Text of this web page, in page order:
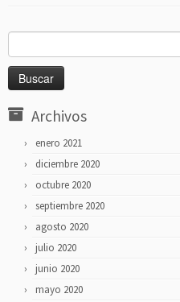
Archivos
enero 2021
diciembre 2020
octubre 2020
septiembre 2020
agosto 2020
julio 2020
junio 2020
mayo 2020